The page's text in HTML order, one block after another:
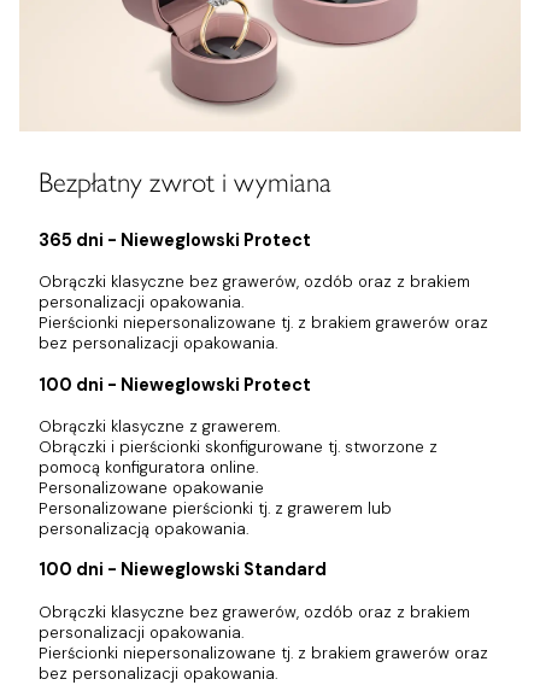
Bezpłatny zwrot i wymiana
365 dni - Nieweglowski Protect
Obrączki klasyczne bez grawerów, ozdób oraz z brakiem
personalizacji opakowania.
Pierścionki niepersonalizowane tj. z brakiem grawerów oraz
bez personalizacji opakowania.
100 dni - Nieweglowski Protect
Obrączki klasyczne z grawerem.
Obrączki i pierścionki skonfigurowane tj. stworzone z
pomocą konfiguratora online.
Personalizowane opakowanie
Personalizowane pierścionki tj. z grawerem lub
personalizacją opakowania.
100 dni - Nieweglowski Standard
Obrączki klasyczne bez grawerów, ozdób oraz z brakiem
personalizacji opakowania.
Pierścionki niepersonalizowane tj. z brakiem grawerów oraz
bez personalizacji opakowania.